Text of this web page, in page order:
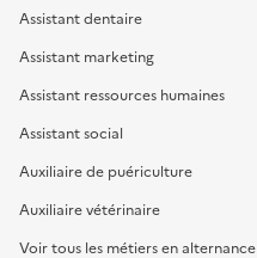
Assistant dentaire
Assistant marketing
Assistant ressources humaines
Assistant social
Auxiliaire de puériculture
Auxiliaire vétérinaire
Voir tous les métiers en alternance